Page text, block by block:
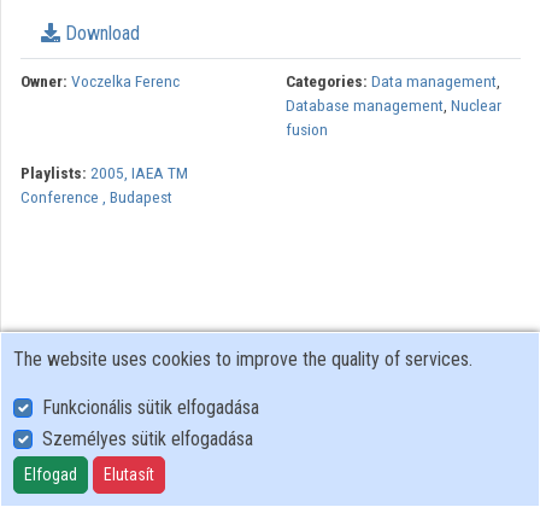
Download
Owner: Voczelka Ferenc Categories: Data management,
Database management, Nuclear
fusion
Playlists: 2005, IAEA TM
Conference , Budapest
User Policy
Adatkezelési tájékoztató (en)
Cookie Policy
The website uses cookies to improve the quality of services.
Funkcionális sütik elfogadása
Személyes sütik elfogadása
Elfogad Elutasít